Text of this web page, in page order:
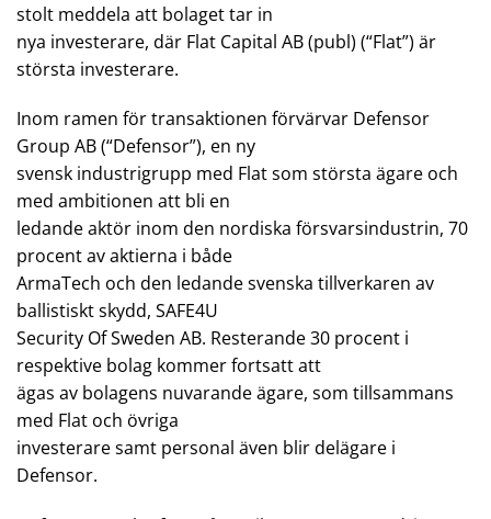
stolt meddela att bolaget tar in
nya investerare, där Flat Capital AB (publ) (“Flat”) är
största investerare.
Inom ramen för transaktionen förvärvar Defensor
Group AB (“Defensor”), en ny
svensk industrigrupp med Flat som största ägare och
med ambitionen att bli en
ledande aktör inom den nordiska försvarsindustrin, 70
procent av aktierna i både
ArmaTech och den ledande svenska tillverkaren av
ballistiskt skydd, SAFE4U
Security Of Sweden AB. Resterande 30 procent i
respektive bolag kommer fortsatt att
ägas av bolagens nuvarande ägare, som tillsammans
med Flat och övriga
investerare samt personal även blir delägare i
Defensor.